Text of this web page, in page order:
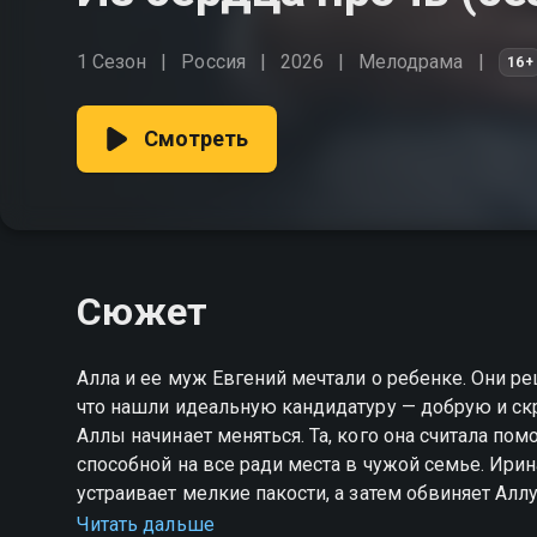
1 Сезон Россия 2026 Мелодрама 16+
Смотреть
Сюжет
Алла и ее муж Евгений мечтали о ребенке. Они
что нашли идеальную кандидатуру — добрую и
Аллы начинает меняться. Та, кого она считала
способной на все ради места в чужой семье.
устраивает мелкие пакости, а затем обвиняет
оставляет без денег и права быть рядом с
Читать дальше